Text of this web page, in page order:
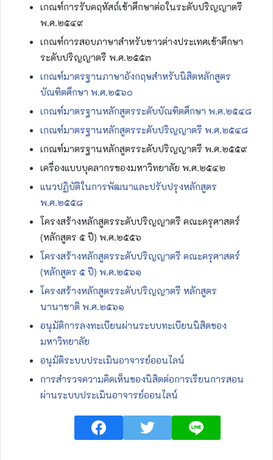
เกณฑ์การรับคฤหัสถ์เข้าศึกษาต่อในระดับปริญญาตรี
พ.ศ.๒๕๔๙
เกณฑ์การสอบภาษาสำหรับชาวต่างประเทศเข้าศึกษา
ระดับปริญญาตรี พ.ศ.๒๕๕๓
เกณฑ์มาตรฐานภาษาอังกฤษสำหรับนิสิตหลักสูตร
บัณฑิตศึกษา พ.ศ.๒๕๖๐
เกณฑ์มาตรฐานหลักสูตรระดับบัณฑิตศึกษา พ.ศ.๒๕๔๘
เกณฑ์มาตรฐานหลักสูตรระดับปริญญาตรี พ.ศ.๒๕๔๘
เกณฑ์มาตรฐานหลักสูตรระดับปริญญาตรี พ.ศ.๒๕๕๙
เครื่องแบบบุคลากรของมหาวิทยาลัย พ.ศ.๒๕๔๒
แนวปฏิบัติในการพัฒนาและปรับปรุงหลักสูตร
พ.ศ.๒๕๕๘
โครงสร้างหลักสูตรระดับปริญญาตรี คณะครุศาสตร์
(หลักสูตร ๕ ปี) พ.ศ.๒๕๕๖
โครงสร้างหลักสูตรระดับปริญญาตรี คณะครุศาสตร์
(หลักสูตร ๕ ปี) พ.ศ.๒๕๖๑
โครงสร้างหลักสูตรระดับปริญญาตรี หลักสูตร
นานาชาติ พ.ศ.๒๕๖๑
อนุมัติการลงทะเบียนผ่านระบบทะเบียนนิสิตของ
มหาวิทยาลัย
อนุมัติระบบประเมินอาจารย์ออนไลน์
การสำรวจความคิดเห็นของนิสิตต่อการเรียนการสอน
ผ่านระบบประเมินอาจารย์ออนไลน์